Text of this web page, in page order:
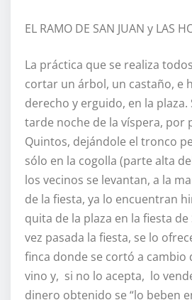
EL RAMO DE SAN JUAN y LAS
La práctica que se realiza
cortar un árbol, un castaño, e
derecho y erguido, en la plaza.
tarde noche de la víspera, por
Quintos, dejándole el tronco
sólo en la cogolla (parte alta
los vecinos se levantan, a la
de la fiesta, ya lo encuentran
quita de la plaza en la fiesta
vez pasada la fiesta, se lo
finca donde se cortó a cambio
vino y, si no lo acepta, lo
dinero obtenido se “lo beben